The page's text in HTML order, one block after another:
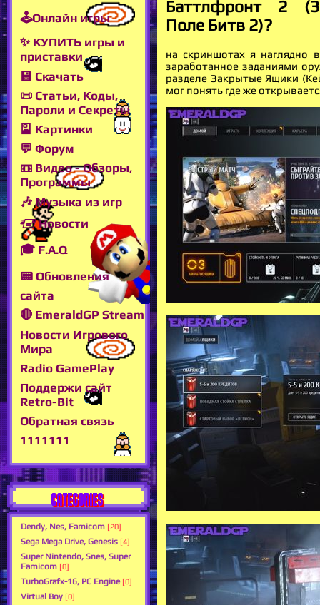
🕹Онлайн игры
✨ КУПИТЬ игры и
приставки
💾 Скачать
📜 Статьи, Коды,
Пароли и Секреты
🎴 Картинки
💬 Форум
📼 Видео - Обзоры,
Программы
🎶 Музыка из игр
🖅 Новости
🎓 F.A.Q
📟 Обновления
сайта
🔴 EmeraldGP Stream
Новости Игрового
Мира
Radio GamePlay
Поддержи сайт
Retro-Bit
Обратная связь
1111111
CATEGORIES
Dendy, Nes, Famicom [20]
Sega Mega Drive, Genesis [4]
Super Nintendo, Snes, Super
Famicom [0]
TurboGrafx-16, PC Engine [0]
Virtual Boy [0]
Баттлфронт 2
Поле Битв 2)?
на скриншотах я наглядно
заработанное заданиями
разделе Закрытые Ящики
мог понять где же